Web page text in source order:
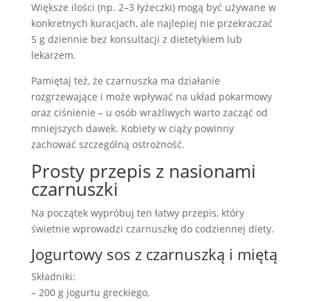
Większe ilości (np. 2–3 łyżeczki) mogą być używane w
konkretnych kuracjach, ale najlepiej nie przekraczać
5 g dziennie bez konsultacji z dietetykiem lub
lekarzem.
Pamiętaj też, że czarnuszka ma działanie
rozgrzewające i może wpływać na układ pokarmowy
oraz ciśnienie – u osób wrażliwych warto zacząć od
mniejszych dawek. Kobiety w ciąży powinny
zachować szczególną ostrożność.
Prosty przepis z nasionami
czarnuszki
Na początek wypróbuj ten łatwy przepis, który
świetnie wprowadzi czarnuszkę do codziennej diety.
Jogurtowy sos z czarnuszką i miętą
Składniki:
– 200 g jogurtu greckiego,